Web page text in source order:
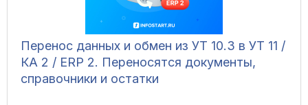
Перенос данных и обмен из УТ 10.3 в УТ 11 /
КА 2 / ERP 2. Переносятся документы,
справочники и остатки